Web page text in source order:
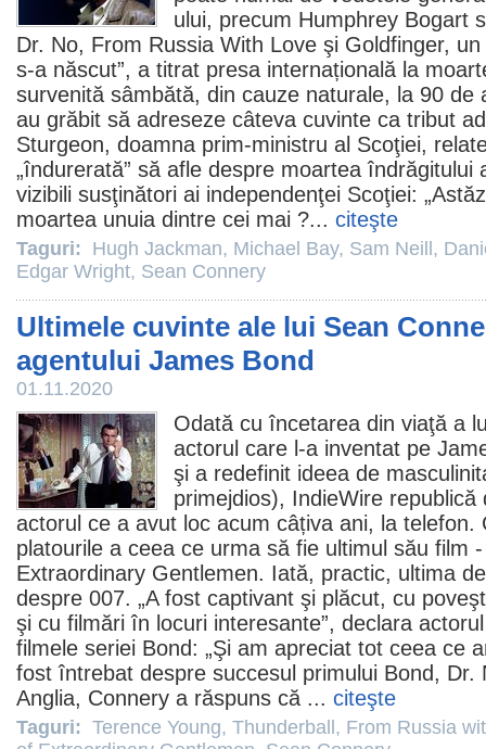
ului, precum Humphrey Bogart
Dr. No, From Russia With Love şi Goldfinger,
s-a născut”, a titrat presa internațională la
survenită sâmbătă, din cauze naturale, la 90 de
au grăbit să adreseze câteva cuvinte ca tribut
Sturgeon, doamna prim-ministru al Scoţiei,
„îndurerată” să afle despre moartea îndrăgitului
vizibili susţinători ai independenţei Scoţiei:
moartea unuia dintre cei mai ?... citeşte
Taguri: Hugh Jackman, Michael Bay, Sam Neill ,
Edgar Wright, Sean Connery
Ultimele cuvinte ale lui Sean
agentului James Bond
01.11.2020
Odată cu încetarea din viaţă a
actorul care l-a inventat pe
şi a redefinit ideea de
primejdios), IndieWire
actorul ce a avut loc acum câțiva ani, la
platourile a ceea ce urma să fie ultimul său film
Extraordinary Gentlemen. Iată, practic, ultima
despre 007. „A fost captivant şi plăcut, cu
şi cu filmări în locuri interesante”, declara
filmele seriei Bond: „Şi am apreciat tot ceea ce
fost întrebat despre succesul primului Bond, Dr.
Anglia, Connery a răspuns că ... citeşte
Taguri: Terence Young, Thunderball , From Russia